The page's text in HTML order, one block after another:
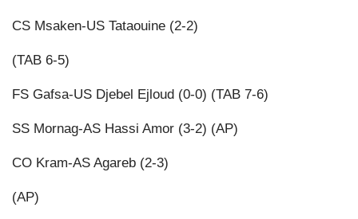
CS Msaken-US Tataouine (2-2)
(TAB 6-5)
FS Gafsa-US Djebel Ejloud (0-0) (TAB 7-6)
SS Mornag-AS Hassi Amor (3-2) (AP)
CO Kram-AS Agareb (2-3)
(AP)